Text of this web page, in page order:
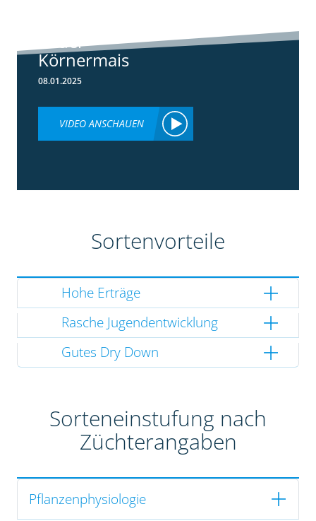
neuer
Körnermais
08.01.2025
VIDEO ANSCHAUEN
Sortenvorteile
Hohe Erträge
Rasche Jugendentwicklung
Gutes Dry Down
Sorteneinstufung nach
Züchterangaben
Pflanzenphysiologie